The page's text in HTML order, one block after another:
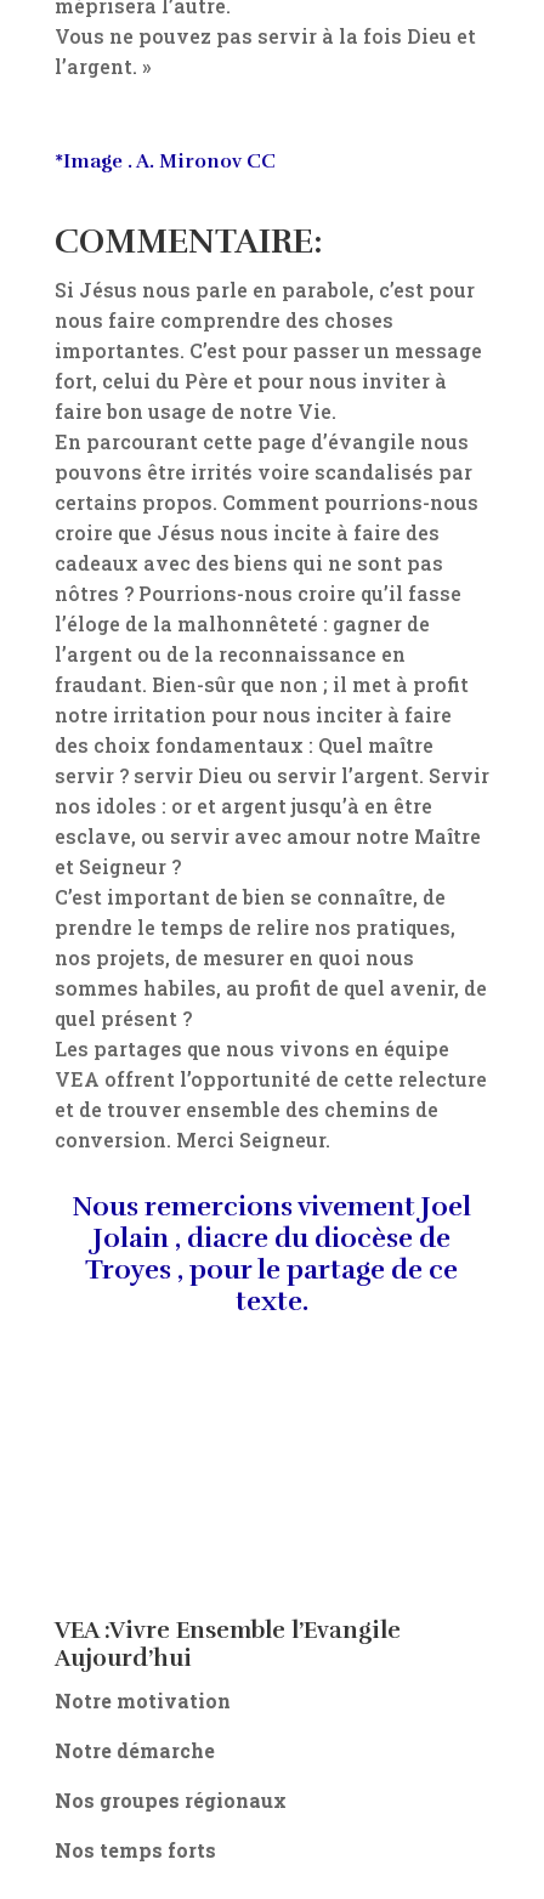
méprisera l’autre.
Vous ne pouvez pas servir à la fois Dieu et
l’argent. »
*Image . A. Mironov CC
COMMENTAIRE:
Si Jésus nous parle en parabole, c’est pour
nous faire comprendre des choses
importantes. C’est pour passer un message
fort, celui du Père et pour nous inviter à
faire bon usage de notre Vie.
En parcourant cette page d’évangile nous
pouvons être irrités voire scandalisés par
certains propos. Comment pourrions-nous
croire que Jésus nous incite à faire des
cadeaux avec des biens qui ne sont pas
nôtres ? Pourrions-nous croire qu’il fasse
l’éloge de la malhonnêteté : gagner de
l’argent ou de la reconnaissance en
fraudant. Bien-sûr que non ; il met à profit
notre irritation pour nous inciter à faire
des choix fondamentaux : Quel maître
servir ? servir Dieu ou servir l’argent. Servir
nos idoles : or et argent jusqu’à en être
esclave, ou servir avec amour notre Maître
et Seigneur ?
C’est important de bien se connaître, de
prendre le temps de relire nos pratiques,
nos projets, de mesurer en quoi nous
sommes habiles, au profit de quel avenir, de
quel présent ?
Les partages que nous vivons en équipe
VEA offrent l’opportunité de cette relecture
et de trouver ensemble des chemins de
conversion. Merci Seigneur.
Nous remercions vivement Joel
Jolain , diacre du diocèse de
Troyes , pour le partage de ce
texte.
VEA :Vivre Ensemble l’Evangile
Aujourd’hui
Notre motivation
Notre démarche
Nos groupes régionaux
Nos temps forts